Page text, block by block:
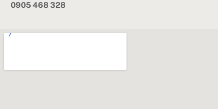
0905 468 328